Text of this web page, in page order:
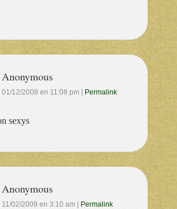
Anonymous
01/12/2008 en 11:08 pm Permalink
sexys
Anonymous
11/02/2009 en 3:10 am Permalink